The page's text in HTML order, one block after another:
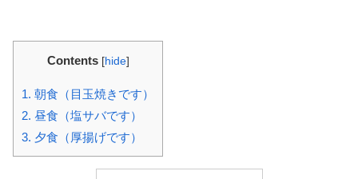
Contents [hide]
1. 朝食（目玉焼きです）
2. 昼食（塩サバです）
3. 夕食（厚揚げです）